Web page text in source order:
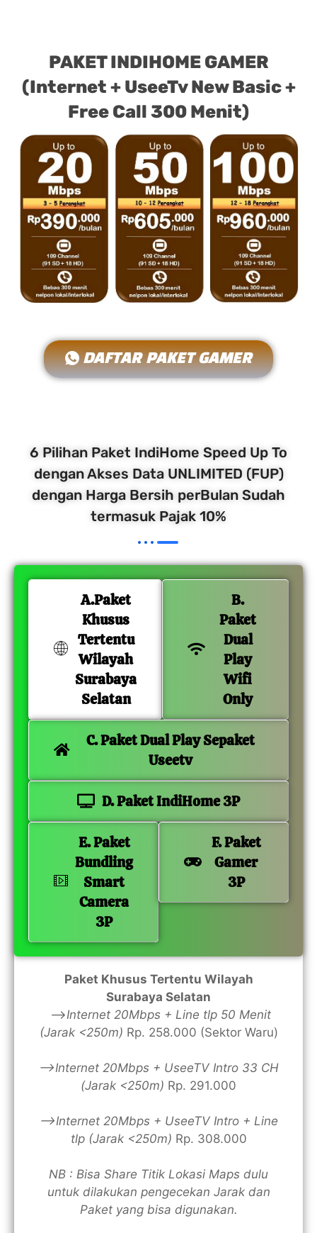
PAKET INDIHOME GAMER
(Internet + UseeTv New Basic +
Free Call 300 Menit)
DAFTAR PAKET GAMER
6 Pilihan Paket IndiHome Speed Up To
dengan Akses Data UNLIMITED (FUP)
dengan Harga Bersih perBulan Sudah
termasuk Pajak 10%
A.Paket
Khusus
Tertentu
Wilayah
Surabaya
Selatan
B.
Paket
Dual
Play
Wifi
Only
C. Paket Dual Play Sepaket
Useetv
D. Paket IndiHome 3P
E. Paket
Bundling
Smart
Camera
3P
F. Paket
Gamer
3P
Paket Khusus Tertentu Wilayah
Surabaya Selatan
—>Internet 20Mbps + Line tlp 50 Menit
(Jarak <250m) Rp. 258.000 (Sektor Waru)
—>Internet 20Mbps + UseeTV Intro 33 CH
(Jarak <250m) Rp. 291.000
—>Internet 20Mbps + UseeTV Intro + Line
tlp (Jarak <250m) Rp. 308.000
NB : Bisa Share Titik Lokasi Maps dulu
untuk dilakukan pengecekan Jarak dan
Paket yang bisa digunakan.